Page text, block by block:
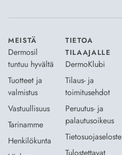
MEISTÄ
Dermosil
tuntuu hyvältä
Tuotteet ja
valmistus
Vastuullisuus
Tarinamme
Henkilökunta
TIETOA
TILAAJALLE
DermoKlubi
Tilaus- ja
toimitusehdot
Peruutus- ja
palautusoikeus
Tietosuojaseloste